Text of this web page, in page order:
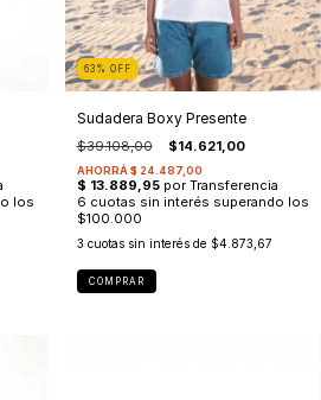
63 % OFF
Sudadera Boxy Presente
$39.108,00 $14.621,00
3 cuotas sin interés de $4.873,67
COMPRAR